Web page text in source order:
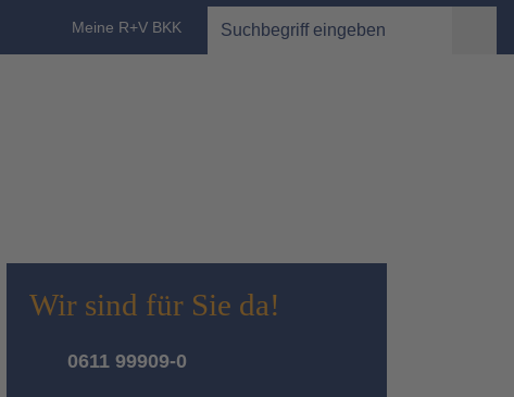
Meine R+V BKK
Suche Desktop
Wir sind für Sie da!
0611 99909-0